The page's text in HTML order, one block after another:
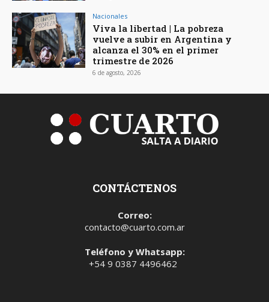
Nacionales
Viva la libertad | La pobreza
vuelve a subir en Argentina y
alcanza el 30% en el primer
trimestre de 2026
6 de agosto, 2026
CONTÁCTENOS
Correo:
contacto@cuarto.com.ar
Teléfono y Whatsapp:
+54 9 0387 4496462